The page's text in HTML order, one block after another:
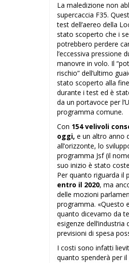
La maledizione non
supercaccia F35.
test dell’aereo della
stato scoperto che i
potrebbero perdere
l’eccessiva pressione
manovre in volo. Il
rischio” dell’ultimo
stato scoperto alla
durante i test ed è
da un portavoce per
programma comune.
Con 154 velivoli
oggi, e un altro anno
all’orizzonte, lo
programma Jsf (il
suo inizio è stato
Per quanto riguarda il
entro il 2020, ma
delle mozioni
programma. «Questo
quanto dicevamo da
esigenze
previsioni di spesa
I costi sono infatti
quanto spenderà per il